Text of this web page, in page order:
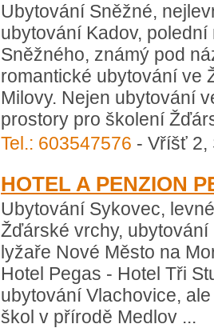
Ubytování Sněžné,
ubytování Kadov,
Sněžného, známý pod
romantické ubytování ve
Milovy. Nejen ubytování
prostory pro školení
Tel.: 603547576 - Vříšť
HOTEL A PENZION
Ubytování Sykovec,
Žďárské vrchy,
lyžaře Nové Město na
Hotel Pegas - Hotel Tři
ubytování Vlachovice,
škol v přírodě Medlov ...